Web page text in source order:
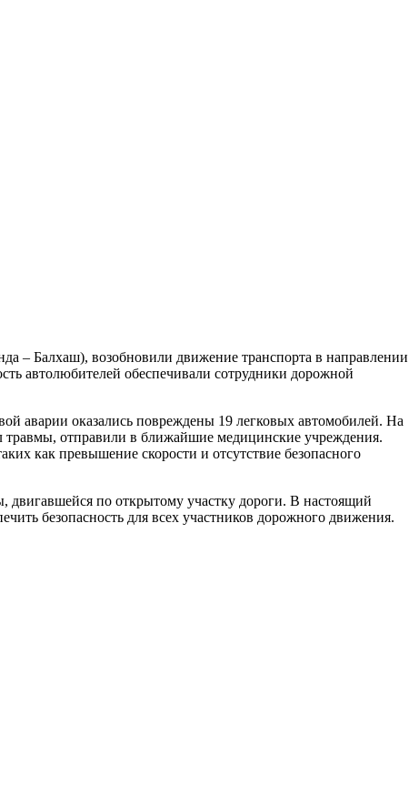
– Балхаш), возобновили движение транспорта в направлении
автолюбителей обеспечивали сотрудники дорожной
аварии оказались повреждены 19 легковых автомобилей. На
травмы, отправили в ближайшие медицинские учреждения.
как превышение скорости и отсутствие безопасного
по открытому участку дороги. В настоящий
безопасность для всех участников дорожного движения.